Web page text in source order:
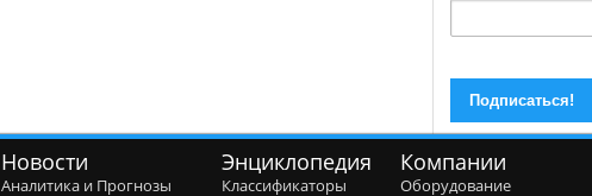
Новости
Аналитика и Прогнозы
Энциклопедия
Классификаторы
Компании
Оборудование